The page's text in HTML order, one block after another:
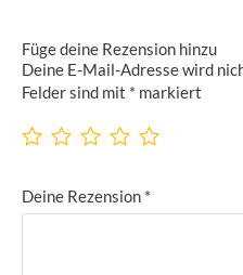
Füge deine Rezension hinzu
Deine E-Mail-Adresse wird
Felder sind mit * markiert
Deine Rezension *